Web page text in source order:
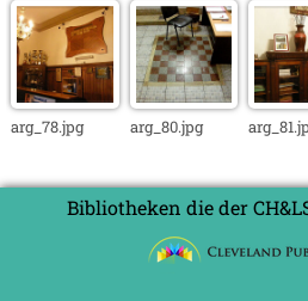
arg_78.jpg arg_80.jpg
Bibliotheken die der